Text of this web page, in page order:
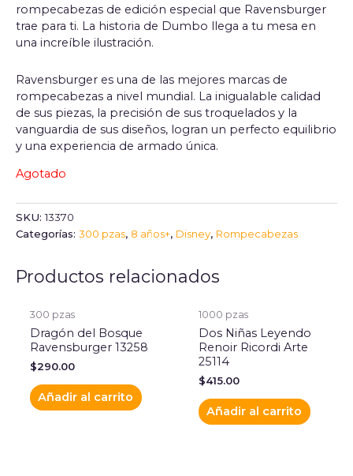
rompecabezas de edición especial que Ravensburger
trae para ti. La historia de Dumbo llega a tu mesa en
una increíble ilustración.
Ravensburger es una de las mejores marcas de
rompecabezas a nivel mundial. La inigualable calidad
de sus piezas, la precisión de sus troquelados y la
vanguardia de sus diseños, logran un perfecto equilibrio
y una experiencia de armado única.
Agotado
SKU:13370
Categorías: 300 pzas, 8 años+, Disney, Rompecabezas
Productos relacionados
300 pzas
Dragón del Bosque
Ravensburger 13258
$290.00
Añadir al carrito
1000 pzas
Dos Niñas Leyendo
Renoir Ricordi Arte
25114
$415.00
Añadir al carrito